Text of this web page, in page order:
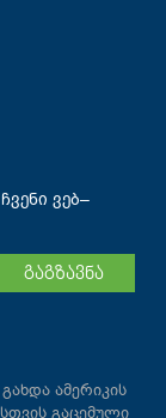
ვებ–
გაგზავნა
ამერიკის
გაცემული